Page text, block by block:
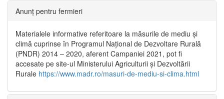
Anunț pentru fermieri
Materialele informative referitoare la măsurile de mediu și
climă cuprinse în Programul Național de Dezvoltare Rurală
(PNDR) 2014 – 2020, aferent Campaniei 2021, pot fi
accesate pe site-ul Ministerului Agriculturii și Dezvoltării
Rurale https://www.madr.ro/masuri-de-mediu-si-clima.html